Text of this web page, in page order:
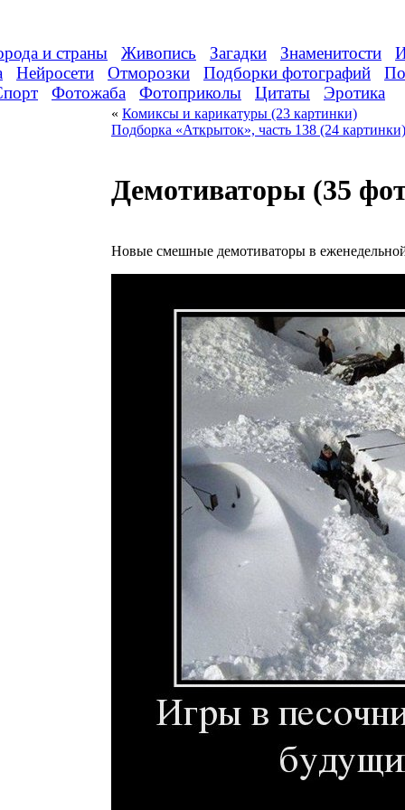
и страны Живопись Загадки Знаменитости
Нейросети Отморозки Подборки фотографий
Фотожаба Фотоприколы Цитаты Эротика
« Комиксы и карикатуры (23 картинки)
Подборка «Аткрыток», часть 138 (24 картинки)
Демотиваторы (35
Новые смешные демотиваторы в